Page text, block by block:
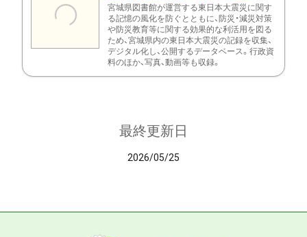
宮城県図書館が運営する東日本大震災に関す
る記憶の風化を防ぐとともに、防災・減災対策
や防災教育等に関する効果的な利活用を図る
ため、宮城県内の東日本大震災の記録を収集、
デジタル化し、公開するデータベース。行政資
料のほか、写真、動画等も収録。
最終更新日
2026/05/25